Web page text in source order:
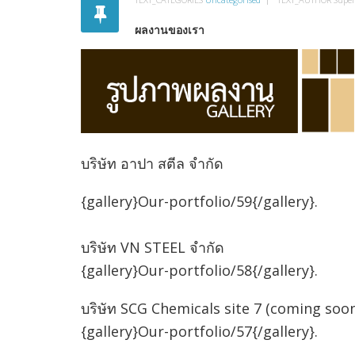
ผลงานของเรา
บริษัท อาปา สตีล จำกัด
{gallery}Our-portfolio/59{/gallery}.
บริษัท VN STEEL จำกัด
{gallery}Our-portfolio/58{/gallery}.
บริษัท SCG Chemicals site 7 (coming
{gallery}Our-portfolio/57{/gallery}.